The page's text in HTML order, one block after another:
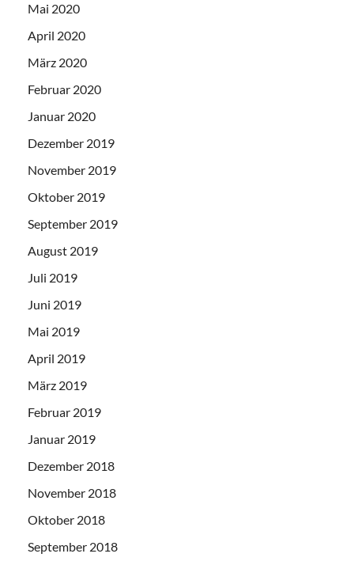
Mai 2020
April 2020
März 2020
Februar 2020
Januar 2020
Dezember 2019
November 2019
Oktober 2019
September 2019
August 2019
Juli 2019
Juni 2019
Mai 2019
April 2019
März 2019
Februar 2019
Januar 2019
Dezember 2018
November 2018
Oktober 2018
September 2018